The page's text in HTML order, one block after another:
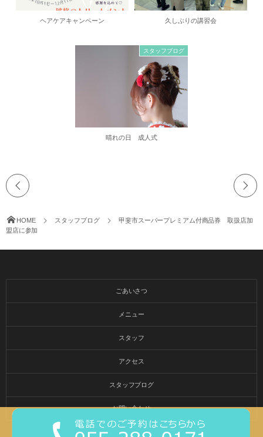
ヘアケアキャンペーン 久しぶりの講習会
スタッフブログ
晴れの日 成人式
HOME スタッフブログ
甲斐市スーパープレミアム付商品券 取扱店加
盟店に参加
ごあいさつ
メニュー
スタッフ
アクセス
スタッフブログ
お問い合わせ